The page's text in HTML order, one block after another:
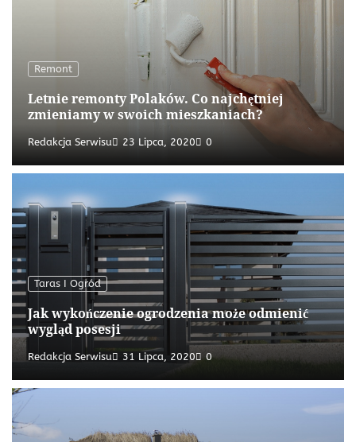
Remont
Letnie remonty Polaków. Co najchętniej
zmieniamy w swoich mieszkaniach?
Redakcja Serwisu 23 Lipca, 2020 0
Taras I Ogród
Jak wykończenie ogrodzenia może odmienić
wygląd posesji
Redakcja Serwisu 31 Lipca, 2020 0